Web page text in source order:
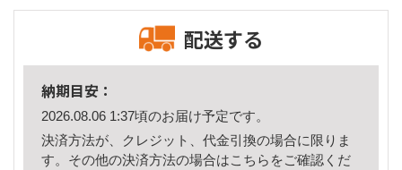
配送する
納期目安：
2026.08.06 1:37頃のお届け予定です。
決済方法が、クレジット、代金引換の場合に限りま
す。その他の決済方法の場合はこちら をご確認くだ